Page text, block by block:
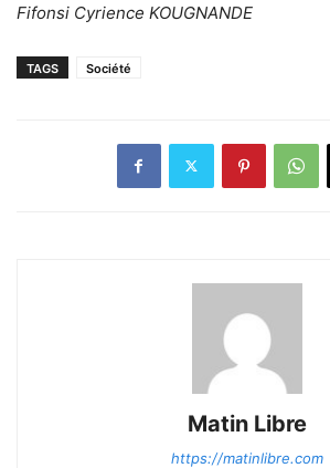
Fifonsi Cyrience KOUGNANDE
TAGS Société
Matin Libre
https://matinlibre.com